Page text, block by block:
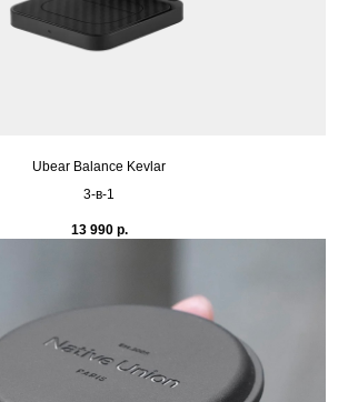
Ubear Balance Kevlar
3-в-1
13 990 р.